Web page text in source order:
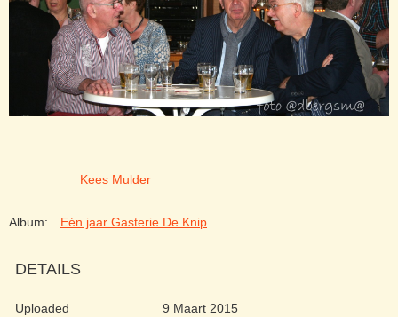
Kees Mulder
Album: Eén jaar Gasterie De Knip
DETAILS
Uploaded 9 Maart 2015